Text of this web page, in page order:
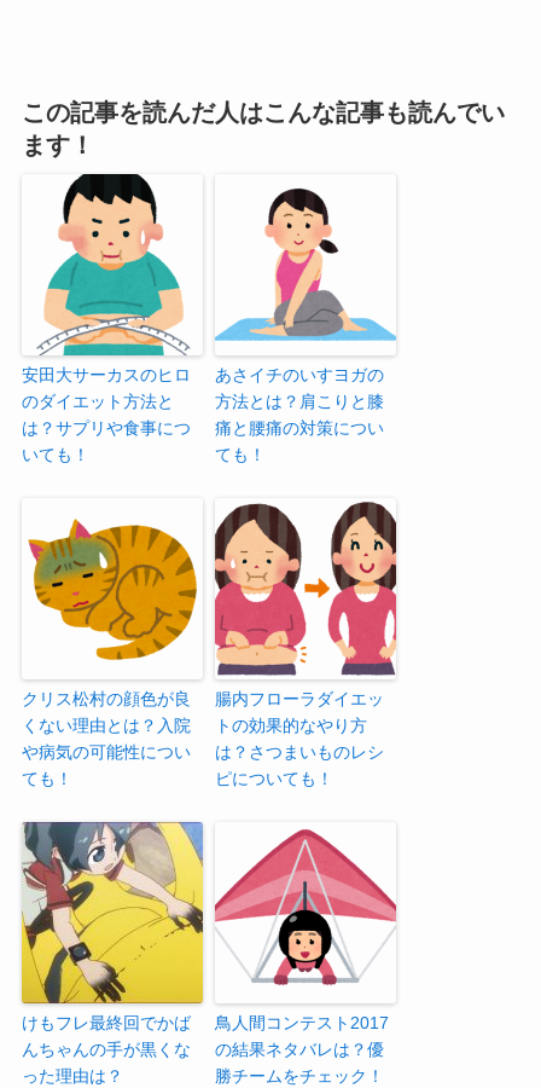
この記事を読んだ人はこんな記事も読んでい
ます！
安田大サーカスのヒロ
のダイエット方法と
は？サプリや食事につ
いても！
あさイチのいすヨガの
方法とは？肩こりと膝
痛と腰痛の対策につい
ても！
クリス松村の顔色が良
くない理由とは？入院
や病気の可能性につい
ても！
腸内フローラダイエッ
トの効果的なやり方
は？さつまいものレシ
ピについても！
けもフレ最終回でかば
んちゃんの手が黒くな
った理由は？
鳥人間コンテスト2017
の結果ネタバレは？優
勝チームをチェック！